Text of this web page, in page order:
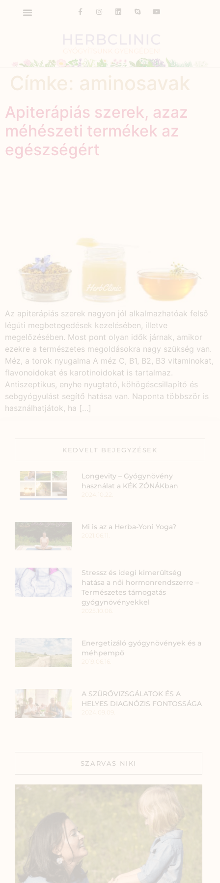
Apiterápiás szerek, azaz
méhészeti termékek az
egészségért
Az apiterápiás szerek nagyon jól alkalmazhatóak felső
légúti megbetegedések kezelésében, illetve
megelőzésében. Most pont olyan idők járnak, amikor
ezekre a természetes megoldásokra nagy szükség van.
Méz, a torok nyugalma A méz C, B1, B2, B3 vitaminokat,
flavonoidokat és karotinoidokat is tartalmaz.
Antiszeptikus, enyhe nyugtató, köhögéscsillapító és
sebgyógyulást segítő hatása van. Naponta többször is
használhatjátok, ha […]
KEDVELT BEJEGYZÉSEK
Longevity – Gyógynövény
használat a KÉK ZÓNÁKban
Mi is az a Herba-Yoni Yoga?
Stressz és idegi kimerültség
hatása a női hormonrendszerre –
Természetes támogatás
gyógynövényekkel
Energetizáló gyógynövények és a
méhpempő
A SZŰRŐVIZSGÁLATOK ÉS A
HELYES DIAGNÓZIS FONTOSSÁGA
SZARVAS NIKI